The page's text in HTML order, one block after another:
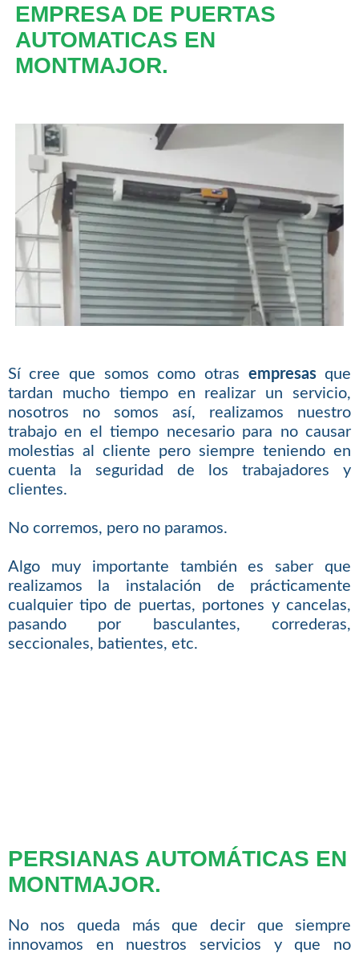
EMPRESA DE PUERTAS
AUTOMATICAS EN
MONTMAJOR.
Sí cree que somos como otras empresasque
tardan mucho tiempo en realizar un servicio,
nosotros no somos así, realizamos nuestro
trabajo en el tiempo necesario para no causar
molestias al cliente pero siempre teniendo en
cuenta la seguridad de los trabajadores y
clientes.
No corremos, pero no paramos.
Algo muy importante también es saber que
realizamos la instalación de prácticamente
cualquier tipo de puertas, portones y cancelas,
pasando por basculantes, correderas,
seccionales, batientes, etc.
PERSIANAS AUTOMÁTICAS EN
MONTMAJOR.
No nos queda más que decir que siempre
innovamos en nuestros servicios y que no